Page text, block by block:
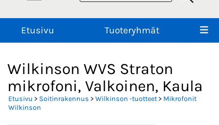
Etusivu Tuoteryhmät
Wilkinson WVS Straton
mikrofoni, Valkoinen, Kaula
Etusivu > Soitinrakennus > Wilkinson -tuotteet> Mikrofonit
Wilkinson